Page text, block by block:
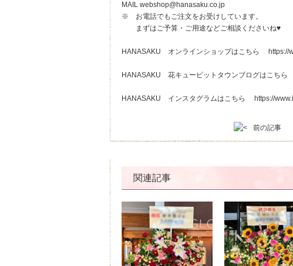
MAIL webshop@hanasaku.co.jp
※ お電話でもご注文をお受けしています。
まずはご予算・ご用途などご相談くださいね♥
HANASAKU オンラインショップはこちら https://
HANASAKU 花キューピットタウンブログはこちら
HANASAKU インスタグラムはこちら https://
前の記事
関連記事